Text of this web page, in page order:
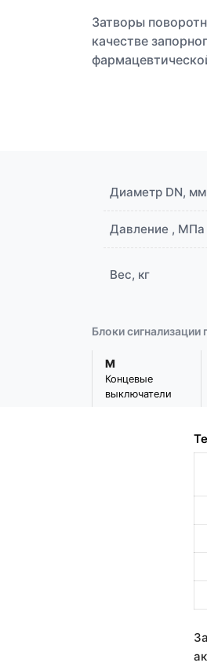
Затворы
качестве
Диаметр DN, мм
Давление , МПа
Вес, кг
Блоки
М
Концевые
выключатели